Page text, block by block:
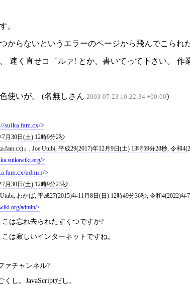
。
からないというエラーのページから飛んでこられ
速く直せコ゛ルァ! とか、書いてって下さい。 作
使いが。 (名無しさん 2003-07-23 10:22:34 +00:00)
suika.fam.cx/
7月30日(土) 12時9分2秒
, Joe Utubi, 平成29(2017)年12月9日(土) 13時59分28秒, 令和
admin/
7月30日(土) 12時9分23秒
Utubi, わかば, 平成27(2015)年11月8日(日) 12時49分36秒, 令和4(2022)年
admin/
こは忘れ去られたすくつですか?
こは寂しいインターネットですね。
ァチャンネル?
くし。JavaScriptだし。